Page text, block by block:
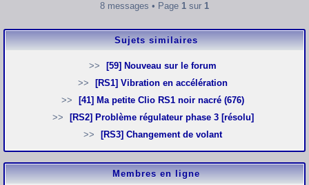
8 messages • Page 1 sur 1
Sujets similaires
[59] Nouveau sur le forum
[RS1] Vibration en accélération
[41] Ma petite Clio RS1 noir nacré (676)
[RS2] Problème régulateur phase 3 [résolu]
[RS3] Changement de volant
Membres en ligne